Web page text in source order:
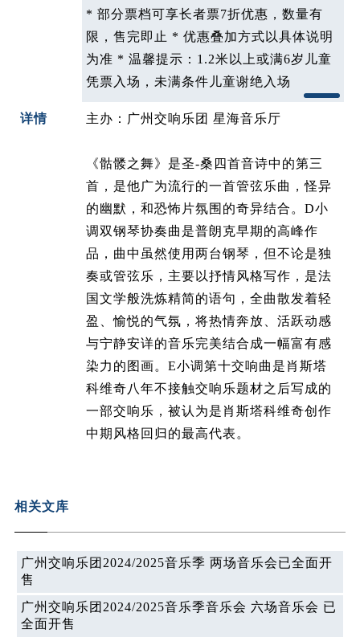
* 部分票档可享长者票7折优惠，数量有
限，售完即止 * 优惠叠加方式以具体说明
为准 * 温馨提示：1.2米以上或满6岁儿童
凭票入场，未满条件儿童谢绝入场
详情 主办：广州交响乐团 星海音乐厅
《骷髅之舞》是圣-桑四首音诗中的第三
首，是他广为流行的一首管弦乐曲，怪异
的幽默，和恐怖片氛围的奇异结合。D小
调双钢琴协奏曲是普朗克早期的高峰作
品，曲中虽然使用两台钢琴，但不论是独
奏或管弦乐，主要以抒情风格写作，是法
国文学般洗炼精简的语句，全曲散发着轻
盈、愉悦的气氛，将热情奔放、活跃动感
与宁静安详的音乐完美结合成一幅富有感
染力的图画。E小调第十交响曲是肖斯塔
科维奇八年不接触交响乐题材之后写成的
一部交响乐，被认为是肖斯塔科维奇创作
中期风格回归的最高代表。
相关文库
广州交响乐团2024/2025音乐季 两场音乐会已全面开
售
广州交响乐团2024/2025音乐季音乐会 六场音乐会 已
全面开售